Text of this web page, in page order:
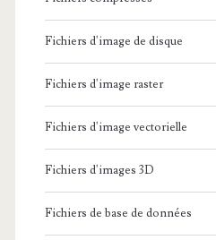
Fichiers d'image de disque
Fichiers d'image raster
Fichiers d'image vectorielle
Fichiers d'images 3D
Fichiers de base de données